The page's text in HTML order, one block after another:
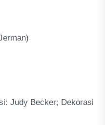
Judy Becker; Dekorasi